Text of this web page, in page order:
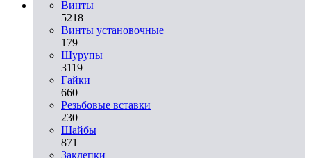
Винты
5218
Винты установочные
179
Шурупы
3119
Гайки
660
Резьбовые вставки
230
Шайбы
871
Заклепки